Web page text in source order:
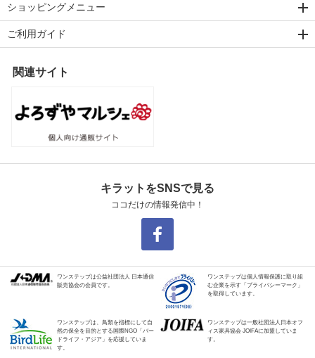
ショッピングメニュー
ご利用ガイド
関連サイト
キラットをSNSで見る
ココだけの情報発信中！
ワンステップは公益社団法人 日本通信
販売協会の会員です。
ワンステップは個人情報保護に取り組
む企業を示す「プライバシーマーク」
を取得しています。
ワンステップは、鳥類を指標にして自
然の保全を目的とする国際NGO「バー
ドライフ・アジア」を応援していま
す。
ワンステップは一般社団法人日本オフ
ィス家具協会 JOIFAに加盟していま
す。